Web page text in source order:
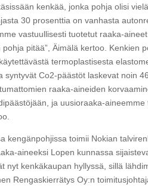
kenkää, jonka pohja olisi
30 prosenttia on vanhasta
vastuullisesti tuotetut raaka-
pitää”, Äimälä kertoo. Kenkien
termoplastisesta
Co2-päästöt laskevat noin
raaka-aineiden
ja uusioraaka-
kengänpohjissa toimii Nokian
aineeksi Lopen kunnassa
nyt kenkäkaupan hyllyssä, sillä
Rengaskierrätys Oy:n